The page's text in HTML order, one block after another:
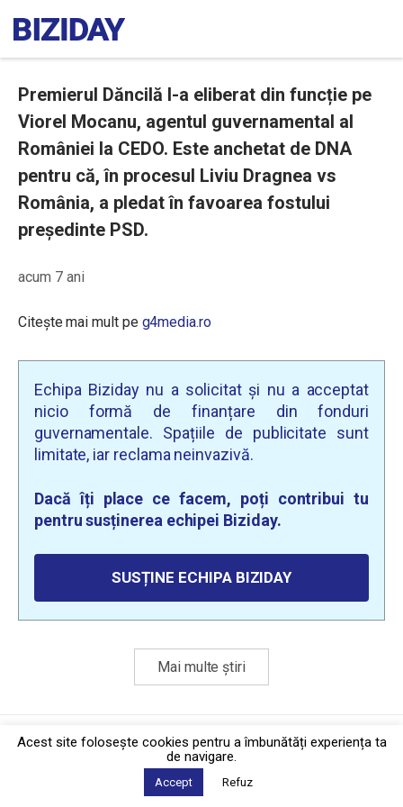
Premierul Dăncilă l-a eliberat din funcție pe
Viorel Mocanu, agentul guvernamental al
României la CEDO. Este anchetat de DNA
pentru că, în procesul Liviu Dragnea vs
România, a pledat în favoarea fostului
președinte PSD.
acum 7 ani
Citește mai mult pe g4media.ro
Echipa Biziday nu a solicitat și nu a acceptat
nicio formă de finanțare din fonduri
guvernamentale. Spațiile de publicitate sunt
limitate, iar reclama neinvazivă.
Dacă îți place ce facem, poți contribui tu
pentru susținerea echipei Biziday.
SUSȚINE ECHIPA BIZIDAY
Mai multe știri
Politica de confidențialitate·Contact
2026 © Biziday
Acest site foloseşte cookies pentru a îmbunătăți experiența ta
de navigare.
Accept Refuz